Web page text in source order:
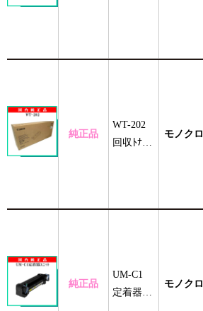
純正品
WT-202
回収ﾄﾅｰ
モノクロ
純正品
UM-C1
定着器ユ
モノクロ